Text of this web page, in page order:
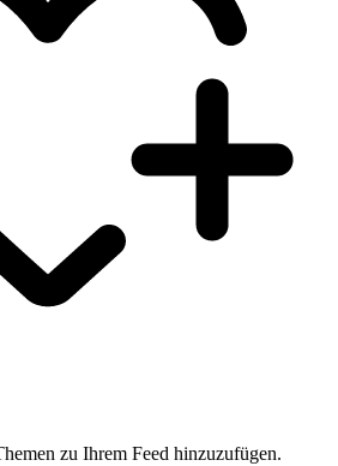
zu Ihrem Feed hinzuzufügen.